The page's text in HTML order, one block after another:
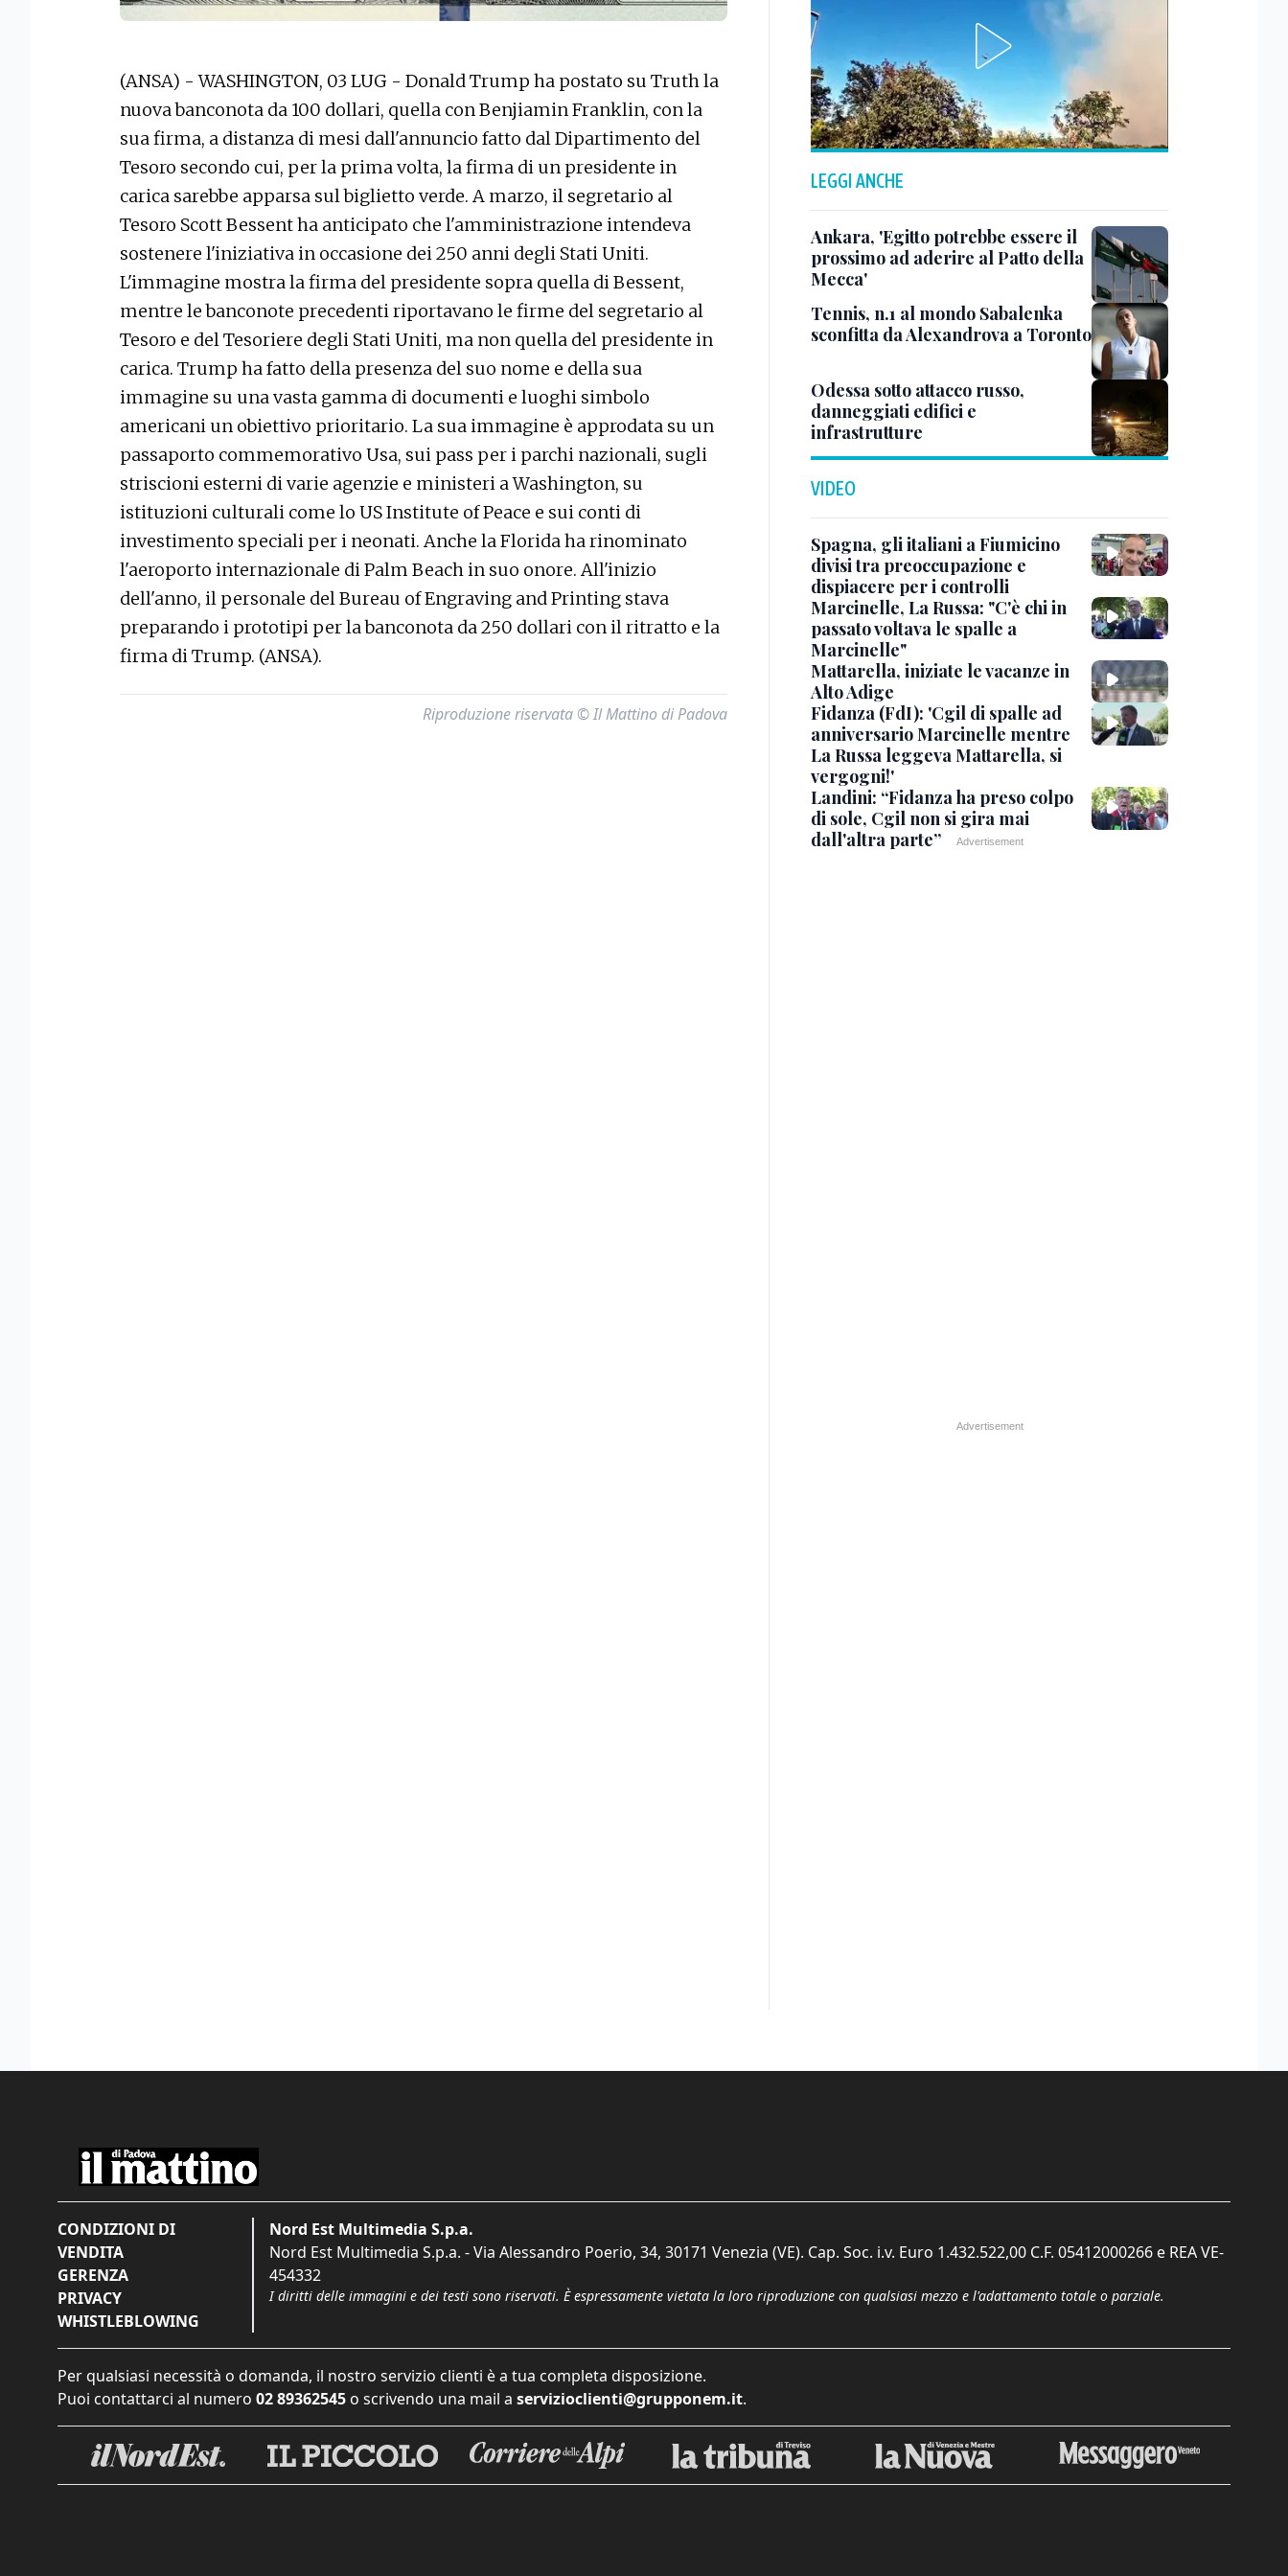
(ANSA) - WASHINGTON, 03 LUG - Donald Trump ha postato su Truth la
nuova banconota da 100 dollari, quella con Benjiamin Franklin, con la
sua firma, a distanza di mesi dall'annuncio fatto dal Dipartimento del
Tesoro secondo cui, per la prima volta, la firma di un presidente in
carica sarebbe apparsa sul biglietto verde. A marzo, il segretario al
Tesoro Scott Bessent ha anticipato che l'amministrazione intendeva
sostenere l'iniziativa in occasione dei 250 anni degli Stati Uniti.
L'immagine mostra la firma del presidente sopra quella di Bessent,
mentre le banconote precedenti riportavano le firme del segretario al
Tesoro e del Tesoriere degli Stati Uniti, ma non quella del presidente in
carica. Trump ha fatto della presenza del suo nome e della sua
immagine su una vasta gamma di documenti e luoghi simbolo
americani un obiettivo prioritario. La sua immagine è approdata su un
passaporto commemorativo Usa, sui pass per i parchi nazionali, sugli
striscioni esterni di varie agenzie e ministeri a Washington, su
istituzioni culturali come lo US Institute of Peace e sui conti di
investimento speciali per i neonati. Anche la Florida ha rinominato
l'aeroporto internazionale di Palm Beach in suo onore. All'inizio
dell'anno, il personale del Bureau of Engraving and Printing stava
preparando i prototipi per la banconota da 250 dollari con il ritratto e la
firma di Trump. (ANSA).
Riproduzione riservata © Il Mattino di Padova
LEGGI ANCHE
Ankara, 'Egitto potrebbe essere il
prossimo ad aderire al Patto della
Mecca'
Tennis, n.1 al mondo Sabalenka
sconfitta da Alexandrova a Toronto
Odessa sotto attacco russo,
danneggiati edifici e
infrastrutture
VIDEO
Spagna, gli italiani a Fiumicino
divisi tra preoccupazione e
dispiacere per i controlli
Marcinelle, La Russa: "C'è chi in
passato voltava le spalle a
Marcinelle"
Mattarella, iniziate le vacanze in
Alto Adige
Fidanza (FdI): 'Cgil di spalle ad
anniversario Marcinelle mentre
La Russa leggeva Mattarella, si
vergogni!'
Landini: “Fidanza ha preso colpo
di sole, Cgil non si gira mai
dall'altra parte”
CONDIZIONI DI
VENDITA
GERENZA
PRIVACY
WHISTLEBLOWING
Nord Est Multimedia S.p.a.
Nord Est Multimedia S.p.a. - Via Alessandro Poerio, 34, 30171 Venezia (VE). Cap. Soc. i.v. Euro 1.432.522,00 C.F. 05412000266 e REA VE-
454332
I diritti delle immagini e dei testi sono riservati. È espressamente vietata la loro riproduzione con qualsiasi mezzo e l'adattamento totale o parziale.
Per qualsiasi necessità o domanda, il nostro servizio clienti è a tua completa disposizione.
Puoi contattarci al numero 02 89362545 o scrivendo una mail a servizioclienti@grupponem.it.